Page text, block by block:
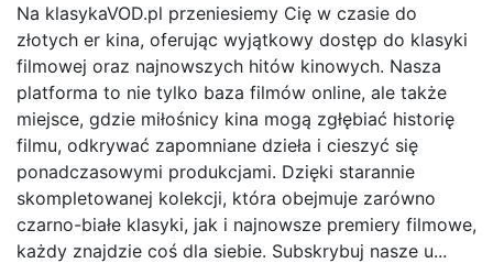
Na klasykaVOD.pl przeniesiemy Cię w czasie do
złotych er kina, oferując wyjątkowy dostęp do klasyki
filmowej oraz najnowszych hitów kinowych. Nasza
platforma to nie tylko baza filmów online, ale także
miejsce, gdzie miłośnicy kina mogą zgłębiać historię
filmu, odkrywać zapomniane dzieła i cieszyć się
ponadczasowymi produkcjami. Dzięki starannie
skompletowanej kolekcji, która obejmuje zarówno
czarno-białe klasyki, jak i najnowsze premiery filmowe,
każdy znajdzie coś dla siebie. Subskrybuj nasze u...